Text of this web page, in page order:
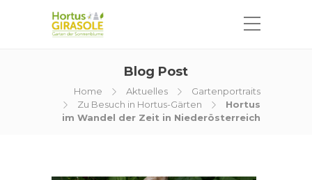
Blog Post
Home Aktuelles
Gartenportraits
Zu Besuch in Hortus-Gärten
Hortus
im Wandel der Zeit in Niederösterreich